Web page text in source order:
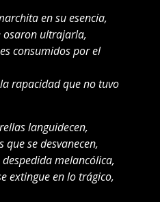
en su esencia,
osaron ultrajarla,
consumidos por el
rapacidad que no tuvo
languidecen,
se desvanecen,
melancólica,
extingue en lo trágico,